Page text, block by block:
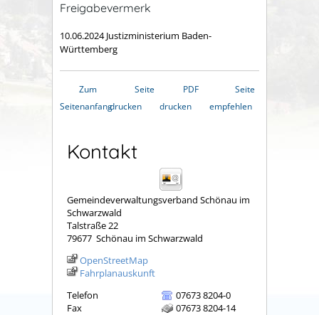
Freigabevermerk
10.06.2024 Justizministerium Baden-
Württemberg
Zum
Seitenanfang
Seite
drucken
PDF
drucken
Seite
empfehlen
Kontakt
Gemeindeverwaltungsverband Schönau im
Schwarzwald
Talstraße 22
79677 Schönau im Schwarzwald
OpenStreetMap
Fahrplanauskunft
Telefon
07673 8204-0
Fax
07673 8204-14